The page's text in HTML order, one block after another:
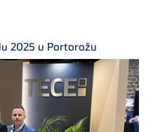
2025 u Portorožu